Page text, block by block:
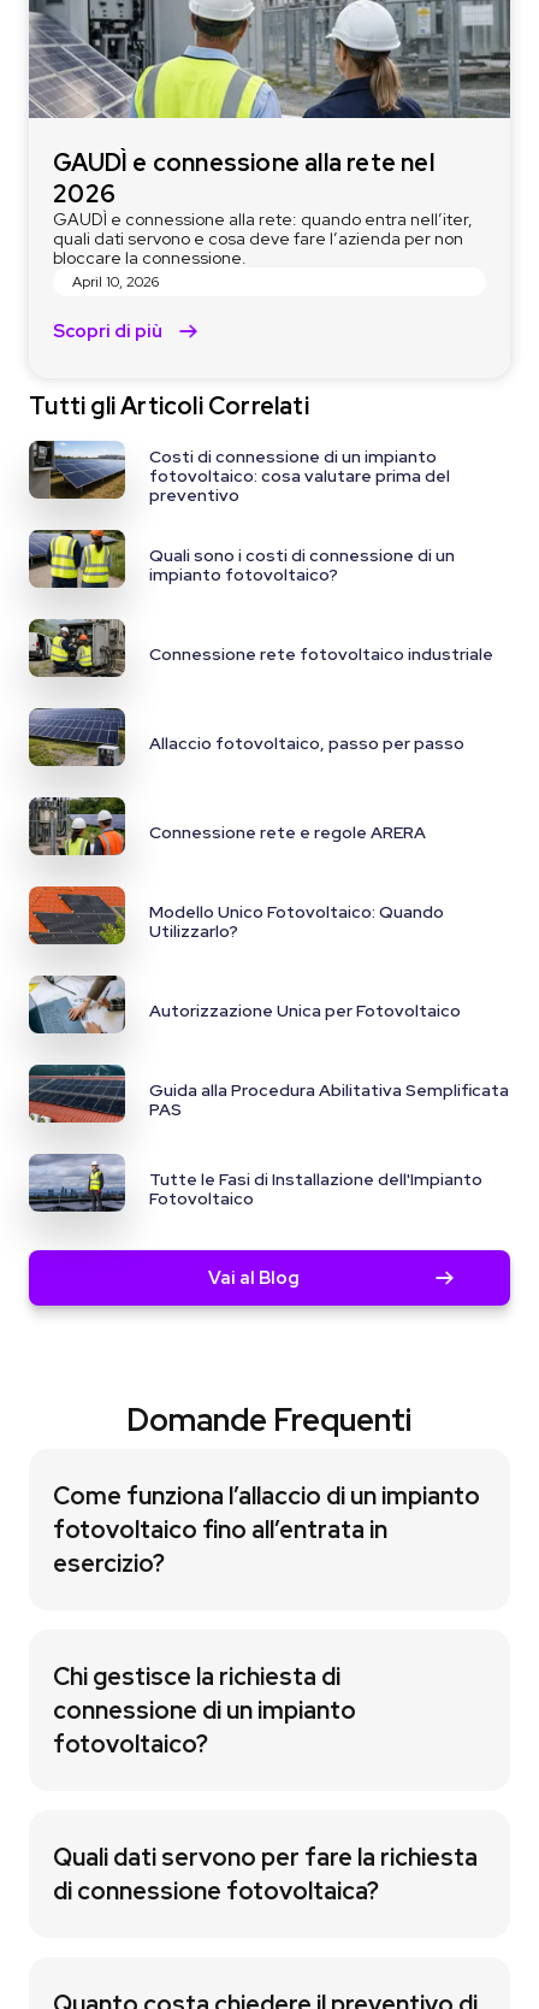
GAUDÌ e connessione alla rete nel
2026
GAUDÌ e connessione alla rete: quando entra nell’iter,
quali dati servono e cosa deve fare l’azienda per non
bloccare la connessione.
April 10, 2026
Scopri di più
Tutti gli Articoli Correlati
Costi di connessione di un impianto
fotovoltaico: cosa valutare prima del
preventivo
Quali sono i costi di connessione di un
impianto fotovoltaico?
Connessione rete fotovoltaico industriale
Allaccio fotovoltaico, passo per passo
Connessione rete e regole ARERA
Modello Unico Fotovoltaico: Quando
Utilizzarlo?
Autorizzazione Unica per Fotovoltaico
Guida alla Procedura Abilitativa Semplificata
PAS
Tutte le Fasi di Installazione dell'Impianto
Fotovoltaico
Vai al Blog
Domande Frequenti
Come funziona l’allaccio di un impianto
fotovoltaico fino all’entrata in
esercizio?
Chi gestisce la richiesta di
connessione di un impianto
fotovoltaico?
Quali dati servono per fare la richiesta
di connessione fotovoltaica?